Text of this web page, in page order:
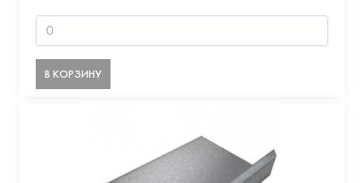
В КОРЗИНУ